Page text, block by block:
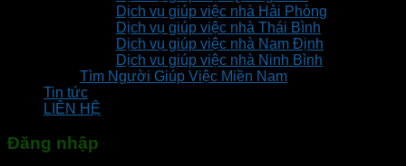
Dịch vụ giúp việc nhà Hải Phòng
Dịch vụ giúp việc nhà Thái Bình
Dịch vụ giúp việc nhà Nam Định
Dịch vụ giúp việc nhà Ninh Bình
Tìm Người Giúp Việc Miền Nam
Tin tức
LIÊN HỆ
Đăng nhập